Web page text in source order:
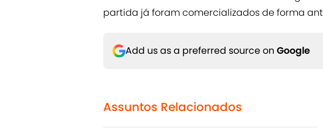
partida já foram comercializados de forma
Add us as a preferred source on Google
Assuntos Relacionados